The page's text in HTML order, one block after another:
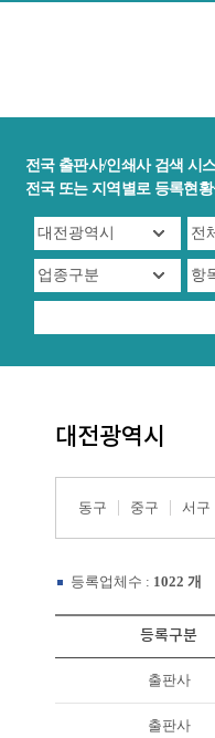
전국 출판사/인쇄사 검색 시
전국 또는 지역별로 등록현
대전광역시
동구 중구 서구
등록업체수 : 1022 개
등록구분
출판사
출판사